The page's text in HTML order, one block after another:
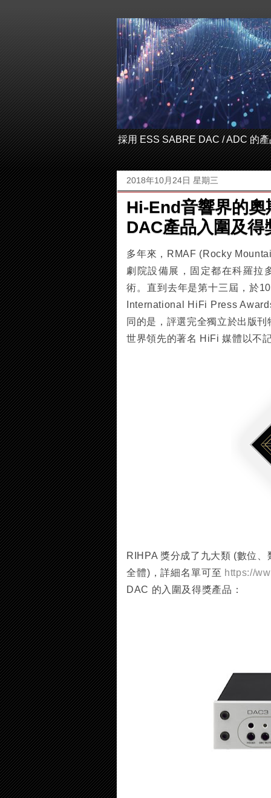
採用 ESS SABRE DAC / ADC 的
2018年10月24日 星期三
Hi-End音響界的
DAC產品入圍及得
多年來，RMAF (Rocky
劇院設備展，固定都在科羅拉
術。直到去年是第十三屆，於
International HiFi Press
同的是，評選完全獨立於出版
世界領先的著名 HiFi 媒體以不
RIHPA 獎分成了九大類 (數位
全體)，詳細名單可至 https://
DAC 的入圍及得獎產品：